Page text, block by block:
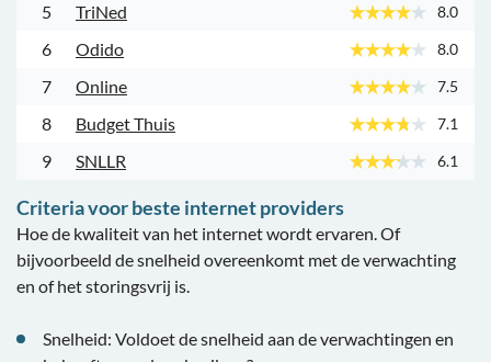
5 TriNed 8.0
6 Odido 8.0
7 Online 7.5
8 Budget Thuis 7.1
9 SNLLR 6.1
Criteria voor beste internet providers
Hoe de kwaliteit van het internet wordt ervaren. Of
bijvoorbeeld de snelheid overeenkomt met de verwachting
en of het storingsvrij is.
Snelheid: Voldoet de snelheid aan de verwachtingen en